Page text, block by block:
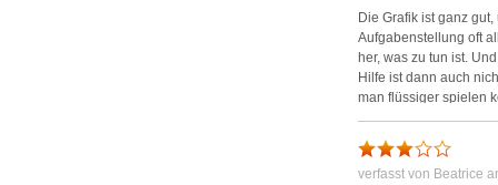
Inventarobjekte gehen
schließt sich auch das
anderen Spielen
Aber gut, das sind
sind die technischen
wieder bei den selben
die Minispiele
Überspringfunktion.
Die Grafik ist ganz
Aufgabenstellung oft
her, was zu tun ist.
Hilfe ist dann auch
man flüssiger spielen
verfasst von Beatrice